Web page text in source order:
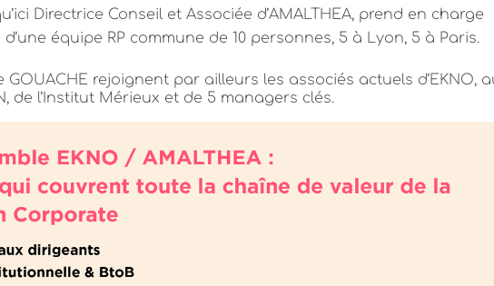
Directrice Conseil et Associée d’AMALTHEA, prend en charge
équipe RP commune de 10 personnes, 5 à Lyon, 5 à Paris.
GOUACHE rejoignent par ailleurs les associés actuels d’EKNO,
de l’Institut Mérieux et de 5 managers clés.